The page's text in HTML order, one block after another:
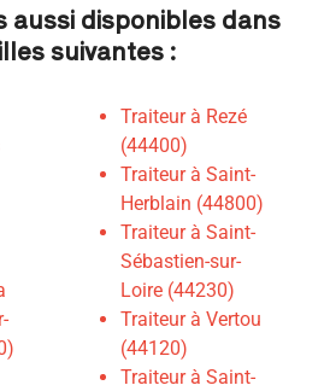
aussi disponibles dans
suivantes :
Traiteur à Rezé
(44400)
Traiteur à Saint-
Herblain (44800)
Traiteur à Saint-
Sébastien-sur-
Loire (44230)
Traiteur à Vertou
(44120)
Traiteur à Saint-